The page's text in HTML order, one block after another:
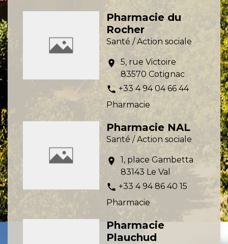
Pharmacie du
Rocher
Santé / Action sociale
location_on
5, rue Victoire
83570 Cotignac
phone +33 4 94 04 66 44
Pharmacie
Pharmacie NAL
Santé / Action sociale
location_on
1, place Gambetta
83143 Le Val
phone +33 4 94 86 40 15
Pharmacie
Pharmacie
Plauchud